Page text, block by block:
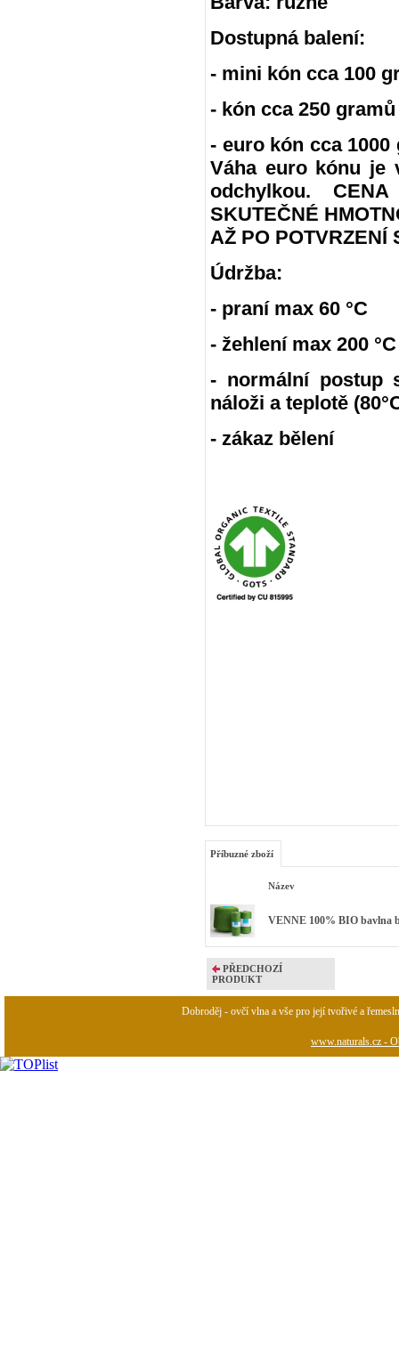
Dostupná balení:
- mini kón cca 100
- kón cca 250
- euro kón cca 1000
Váha euro kónu je
odchylkou.
SKUTEČNÉ
AŽ PO POTVRZENÍ
Údržba:
- praní max 60 °C
- žehlení max 200 °C
- normální postup
náloži a teplotě
- zákaz bělení
Příbuzné zboží
Název
VENNE 100% BIO bavlna
PŘEDCHOZÍ
PRODUKT
Dobroděj - ovčí vlna a vše pro její tvořivé a
www.naturals.cz -